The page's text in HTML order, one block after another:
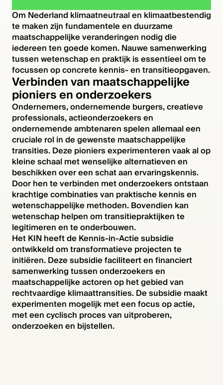
Om Nederland klimaatneutraal en klimaatbestendig
te maken zijn fundamentele en duurzame
maatschappelijke veranderingen nodig die
iedereen ten goede komen. Nauwe samenwerking
tussen wetenschap en praktijk is essentieel om te
focussen op concrete kennis- en transitieopgaven.
Verbinden van maatschappelijke
pioniers en onderzoekers
Ondernemers, ondernemende burgers, creatieve
professionals, actieonderzoekers en
ondernemende ambtenaren spelen allemaal een
cruciale rol in de gewenste maatschappelijke
transities. Deze pioniers experimenteren vaak al op
kleine schaal met wenselijke alternatieven en
beschikken over een schat aan ervaringskennis.
Door hen te verbinden met onderzoekers ontstaan
krachtige combinaties van praktische kennis en
wetenschappelijke methoden. Bovendien kan
wetenschap helpen om transitiepraktijken te
legitimeren en te onderbouwen.
Het KIN heeft de Kennis-in-Actie subsidie
ontwikkeld om transformatieve projecten te
initiëren. Deze subsidie faciliteert en financiert
samenwerking tussen onderzoekers en
maatschappelijke actoren op het gebied van
rechtvaardige klimaattransities. De subsidie maakt
experimenten mogelijk met een focus op actie,
met een cyclisch proces van uitproberen,
onderzoeken en bijstellen.